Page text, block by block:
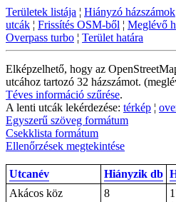
Területek listája ¦ Hiányzó házszámok
utcák ¦ Frissítés OSM-ből ¦ Meglévő
Overpass turbo ¦ Terület határa
Elképzelhető, hogy az
utcához tartozó 32 házszámot.
Téves információ szűrése.
A lenti utcák lekérdezése: térkép ¦
Egyszerű szöveg formátum
Csekklista formátum
Ellenőrzések megtekintése
Utcanév Hiányzik db
Akácos köz
8